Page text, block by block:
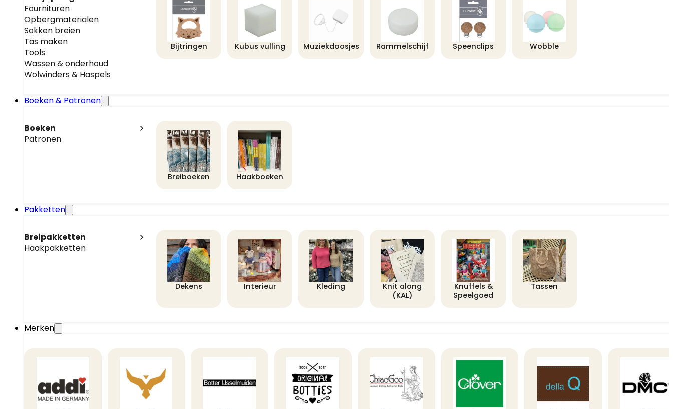
Fournituren
Opbergmaterialen
Sokken breien
Tas maken
Tools
Wassen & onderhoud
Wolwinders & Haspels
Bijtringen Kubus vulling Muziekdoosjes Rammelschijf Speenclips Wobble
Boeken & Patronen
Boeken
Patronen
Breiboeken Haakboeken
Pakketten
Breipakketten
Haakpakketten
Dekens Interieur Kleding
Knit along
(KAL)
Knuffels &
Speelgoed
Tassen
Merken